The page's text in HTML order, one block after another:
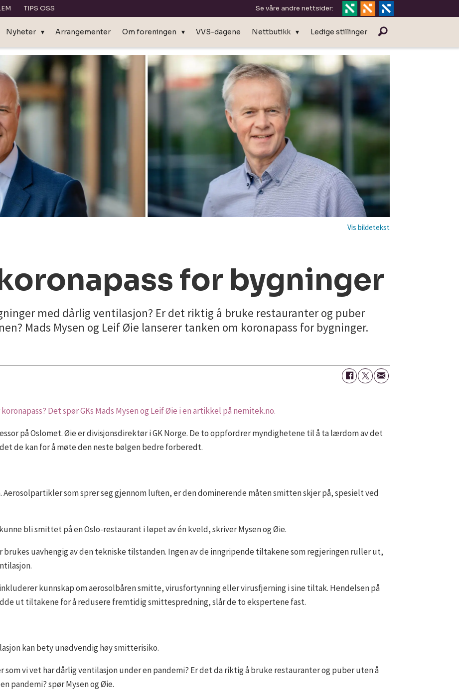
TIPS OSS Se våre andre nettsider:
Nyheter Arrangementer Om foreningen VVS-dagene Nettbutikk Ledige stillinger
for bygninger
med dårlig ventilasjon? Er det riktig å bruke restauranter og puber
Mads Mysen og Leif Øie lanserer tanken om koronapass for bygninger.
Det spør GKs Mads Mysen og Leif Øie i en artikkel på nemitek.no.
på Oslomet. Øie er divisjonsdirektør i GK Norge. De to oppfordrer myndighetene til å ta lærdom av det
de kan for å møte den neste bølgen bedre forberedt.
som sprer seg gjennom luften, er den dominerende måten smitten skjer på, spesielt ved
bli smittet på en Oslo-restaurant i løpet av én kveld, skriver Mysen og Øie.
brukes uavhengig av den tekniske tilstanden. Ingen av de inngripende tiltakene som regjeringen ruller ut,
kunnskap om aerosolbåren smitte, virusfortynning eller virusfjerning i sine tiltak. Hendelsen på
ut tiltakene for å redusere fremtidig smittespredning, slår de to ekspertene fast.
kan bety unødvendig høy smitterisiko.
som vi vet har dårlig ventilasjon under en pandemi? Er det da riktig å bruke restauranter og puber uten å
pandemi? spør Mysen og Øie.